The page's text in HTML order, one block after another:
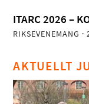
ITARC 2026 –
RIKSEVENEMANG ·
AKTUELLT